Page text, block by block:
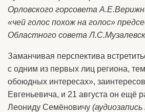
Орловского горсовета
«чей голос похож на голос»
Областного совета
Заманчивая перспектива
с одним из первых лиц региона,
обоюдных интересах»,
Евгеньевича, и 21 августа он ещё
Леониду Семёновичу